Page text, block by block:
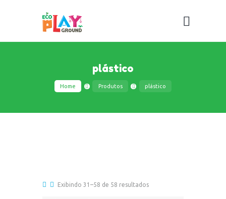
plástico
Home Produtos plástico
Exibindo 31–58 de 58 resultados